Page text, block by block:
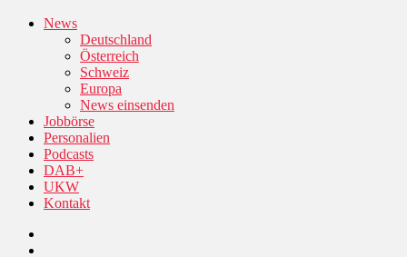
News
Deutschland
Österreich
Schweiz
Europa
News einsenden
Jobbörse
Personalien
Podcasts
DAB+
UKW
Kontakt